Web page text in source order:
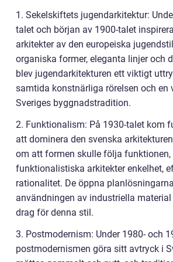
1. Sekelskiftets jugendarkitektur:
talet och början av 1900-talet
arkitekter av den europeiska
organiska former, eleganta linjer och
blev jugendarkitekturen ett viktigt
samtida konstnärliga rörelsen och en
Sveriges byggnadstradition.
2. Funktionalism: På 1930-talet kom
att dominera den svenska
om att formen skulle följa funktionen,
funktionalistiska arkitekter enkelhet,
rationalitet. De öppna
användningen av industriella
drag för denna stil.
3. Postmodernism: Under 1980- och
postmodernismen göra sitt avtryck i